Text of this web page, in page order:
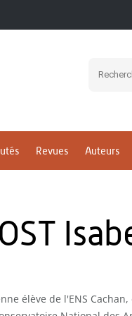
Revues Auteurs
élève de l'ENS